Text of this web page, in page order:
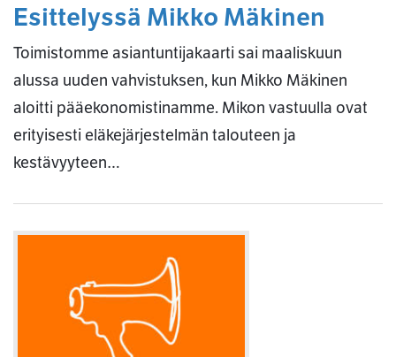
Esittelyssä Mikko Mäkinen
Toimistomme asiantuntijakaarti sai maaliskuun
alussa uuden vahvistuksen, kun Mikko Mäkinen
aloitti pääekonomistinamme. Mikon vastuulla ovat
erityisesti eläkejärjestelmän talouteen ja
kestävyyteen…